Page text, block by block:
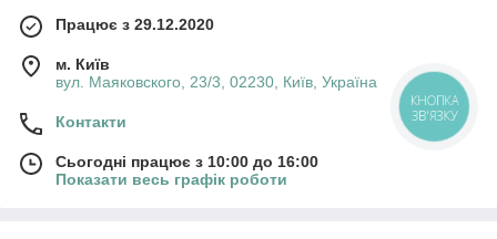
Працює з 29.12.2020
м. Київ
вул. Маяковского, 23/3, 02230, Київ, Україна
Контакти
Сьогодні працює з 10:00 до 16:00
Показати весь графік роботи
КНОПКА
ЗВ'ЯЗКУ